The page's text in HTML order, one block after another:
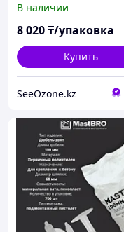
В наличии
8 020₸/упаковка
Купить
SeeOzone.kz